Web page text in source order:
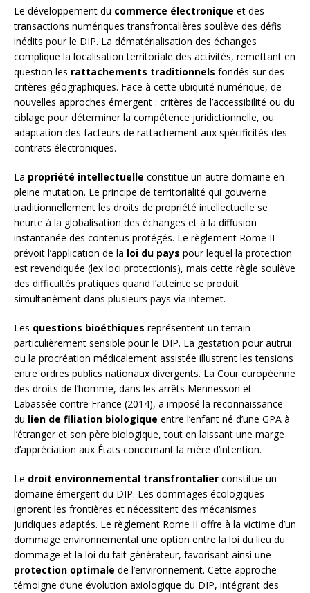
Le développement du commerce électronique et des
transactions numériques transfrontalières soulève des défis
inédits pour le DIP. La dématérialisation des échanges
complique la localisation territoriale des activités, remettant en
question les rattachements traditionnels fondés sur des
critères géographiques. Face à cette ubiquité numérique, de
nouvelles approches émergent : critères de l’accessibilité ou du
ciblage pour déterminer la compétence juridictionnelle, ou
adaptation des facteurs de rattachement aux spécificités des
contrats électroniques.
La propriété intellectuelle constitue un autre domaine en
pleine mutation. Le principe de territorialité qui gouverne
traditionnellement les droits de propriété intellectuelle se
heurte à la globalisation des échanges et à la diffusion
instantanée des contenus protégés. Le règlement Rome II
prévoit l’application de la loi du pays pour lequel la protection
est revendiquée (lex loci protectionis), mais cette règle soulève
des difficultés pratiques quand l’atteinte se produit
simultanément dans plusieurs pays via internet.
Les questions bioéthiques représentent un terrain
particulièrement sensible pour le DIP. La gestation pour autrui
ou la procréation médicalement assistée illustrent les tensions
entre ordres publics nationaux divergents. La Cour européenne
des droits de l’homme, dans les arrêts Mennesson et
Labassée contre France (2014), a imposé la reconnaissance
du lien de filiation biologique entre l’enfant né d’une GPA à
l’étranger et son père biologique, tout en laissant une marge
d’appréciation aux États concernant la mère d’intention.
Le droit environnemental transfrontalier constitue un
domaine émergent du DIP. Les dommages écologiques
ignorent les frontières et nécessitent des mécanismes
juridiques adaptés. Le règlement Rome II offre à la victime d’un
dommage environnemental une option entre la loi du lieu du
dommage et la loi du fait générateur, favorisant ainsi une
protection optimale de l’environnement. Cette approche
témoigne d’une évolution axiologique du DIP, intégrant des